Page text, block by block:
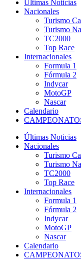
Últimas Noticias
Nacionales
Turismo
Turismo
TC2000
Top Race
Internacionales
Formula 1
Fórmula 2
Indycar
MotoGP
Nascar
Calendario
Últimas Noticias
Nacionales
Turismo
Turismo
TC2000
Top Race
Internacionales
Formula 1
Fórmula 2
Indycar
MotoGP
Nascar
Calendario